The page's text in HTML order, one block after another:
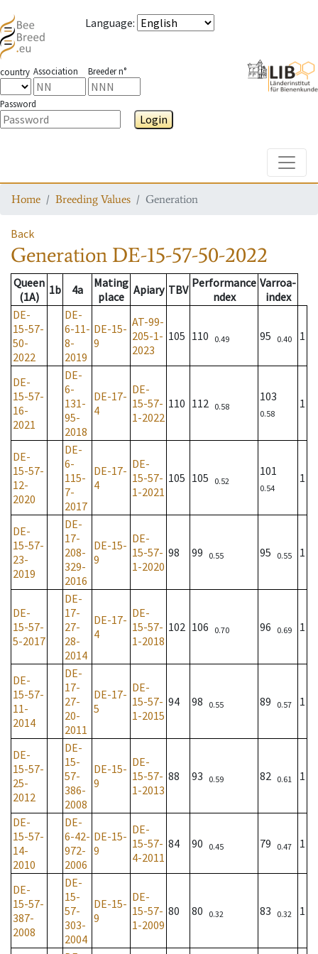
Language:
country Association Breeder n°
Password
Login
Home Breeding Values Generation
Back
Generation DE-15-57-50-2022
Queen
(1A)
1b 4a
Mating
place
Apiary TBV Performance
ndex
Varroa-
index
DE-
15-57-
50-
2022
DE-
6-11-
8-
2019
DE-15-
9
AT-99-
205-1-
2023
105 110 0.49 95 0.40 1
DE-
15-57-
16-
2021
DE-
6-
131-
95-
2018
DE-17-
4
DE-
15-57-
1-2022
110 112 0.58
103
0.58
1
DE-
15-57-
12-
2020
DE-
6-
115-
7-
2017
DE-17-
4
DE-
15-57-
1-2021
105 105 0.52
101
0.54
1
DE-
15-57-
23-
2019
DE-
17-
208-
329-
2016
DE-15-
9
DE-
15-57-
1-2020
98 99 0.55 95 0.55 1
DE-
15-57-
5-2017
DE-
17-
27-
28-
2014
DE-17-
4
DE-
15-57-
1-2018
102 106 0.70 96 0.69 1
DE-
15-57-
11-
2014
DE-
17-
27-
20-
2011
DE-17-
5
DE-
15-57-
1-2015
94 98 0.55 89 0.57 1
DE-
15-57-
25-
2012
DE-
15-
57-
386-
2008
DE-15-
9
DE-
15-57-
1-2013
88 93 0.59 82 0.61 1
DE-
15-57-
14-
2010
DE-
6-42-
972-
2006
DE-15-
9
DE-
15-57-
4-2011
84 90 0.45 79 0.47 1
DE-
15-57-
387-
2008
DE-
15-
57-
303-
2004
DE-15-
9
DE-
15-57-
1-2009
80 80 0.32 83 0.32 1